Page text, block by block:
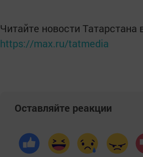
Читайте новости
https://max.ru/tatmedia
Оставляйте реакции